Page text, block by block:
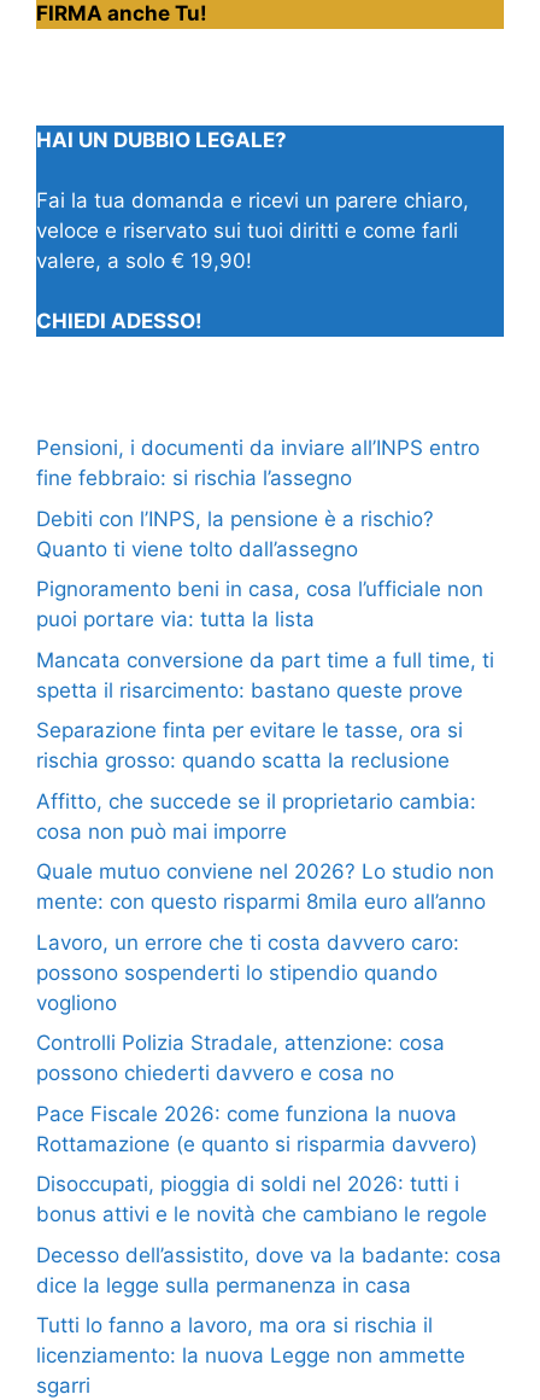
FIRMA anche Tu!
HAI UN DUBBIO LEGALE?
Fai la tua domanda e ricevi un parere chiaro,
veloce e riservato sui tuoi diritti e come farli
valere, a solo € 19,90!
CHIEDI ADESSO!
Pensioni, i documenti da inviare all’INPS entro
fine febbraio: si rischia l’assegno
Debiti con l’INPS, la pensione è a rischio?
Quanto ti viene tolto dall’assegno
Pignoramento beni in casa, cosa l’ufficiale non
puoi portare via: tutta la lista
Mancata conversione da part time a full time, ti
spetta il risarcimento: bastano queste prove
Separazione finta per evitare le tasse, ora si
rischia grosso: quando scatta la reclusione
Affitto, che succede se il proprietario cambia:
cosa non può mai imporre
Quale mutuo conviene nel 2026? Lo studio non
mente: con questo risparmi 8mila euro all’anno
Lavoro, un errore che ti costa davvero caro:
possono sospenderti lo stipendio quando
vogliono
Controlli Polizia Stradale, attenzione: cosa
possono chiederti davvero e cosa no
Pace Fiscale 2026: come funziona la nuova
Rottamazione (e quanto si risparmia davvero)
Disoccupati, pioggia di soldi nel 2026: tutti i
bonus attivi e le novità che cambiano le regole
Decesso dell’assistito, dove va la badante: cosa
dice la legge sulla permanenza in casa
Tutti lo fanno a lavoro, ma ora si rischia il
licenziamento: la nuova Legge non ammette
sgarri